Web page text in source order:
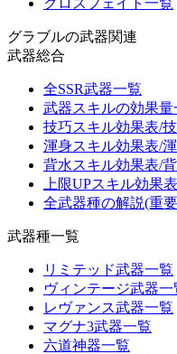
クロスフェイト一覧
グラブルの武器関連
武器総合
全SSR武器一覧
武器スキルの効果量
技巧スキル効果表/
渾身スキル効果表/
背水スキル効果表/
上限UPスキル効果
全武器種の解説(重
武器種一覧
リミテッド武器一覧
ヴィンテージ武器一
レヴァンス武器一覧
マグナ3武器一覧
六道神器一覧